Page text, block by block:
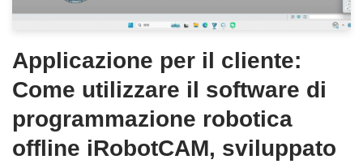
Applicazione per il cliente:
Come utilizzare il software di
programmazione robotica
offline iRobotCAM, sviluppato